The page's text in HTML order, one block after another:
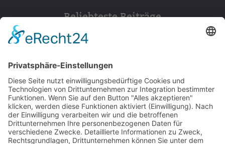
Beliebteste Beiträge